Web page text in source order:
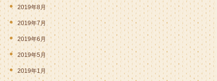
2019年8月
2019年7月
2019年6月
2019年5月
2019年1月